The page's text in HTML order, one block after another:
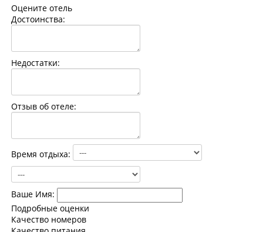
Страны
Оцените отель
Достоинства:
Недостатки:
Отзыв об отеле:
Время отдыха:
Ваше Имя:
Подробные оценки
Качество номеров